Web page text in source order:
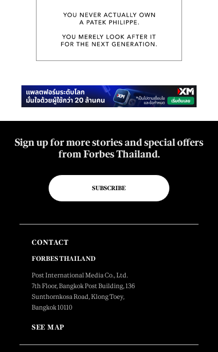
Sign up for more stories and special offers
from Forbes Thailand.
SUBSCRIBE
CONTACT
FORBES THAILAND
Post International Media Co., Ltd.
7th Floor, Bangkok Post Building, 136
Sunthornkosa Road, Klong Toey,
Bangkok 10110
SEE MAP